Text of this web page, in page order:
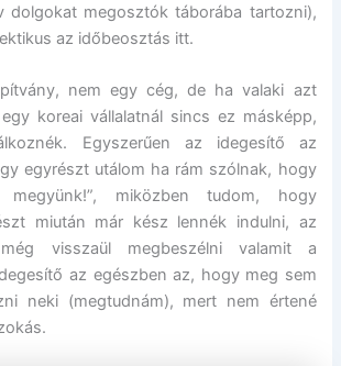
dolgokat megosztók táborába tartozni),
az időbeosztás itt.
nem egy cég, de ha valaki azt
koreai vállalatnál sincs ez másképp,
Egyszerűen az idegesítő az
egyrészt utálom ha rám szólnak, hogy
megyünk!”, miközben tudom, hogy
miután már kész lennék indulni, az
visszaül megbeszélni valamit a
az egészben az, hogy meg sem
neki (megtudnám), mert nem értené